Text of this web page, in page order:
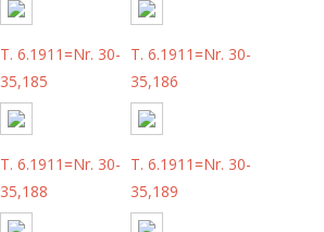
T. 6.1911=Nr. 30-
35,185
T. 6.1911=Nr. 30-
35,186
T. 6.1911=Nr. 30-
35,188
T. 6.1911=Nr. 30-
35,189